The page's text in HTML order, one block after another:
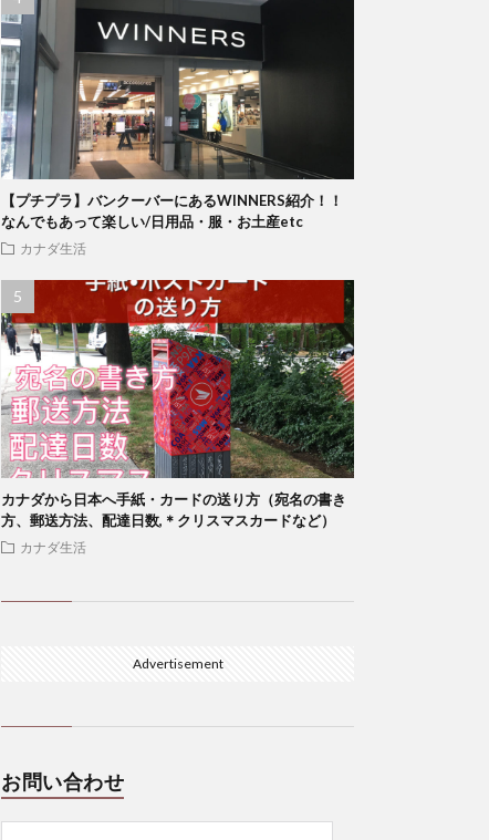
【プチプラ】バンクーバーにあるWINNERS紹介！！
なんでもあって楽しい/日用品・服・お土産etc
カナダ生活
カナダから日本へ手紙・カードの送り方（宛名の書き
方、郵送方法、配達日数,＊クリスマスカードなど）
カナダ生活
Advertisement
お問い合わせ